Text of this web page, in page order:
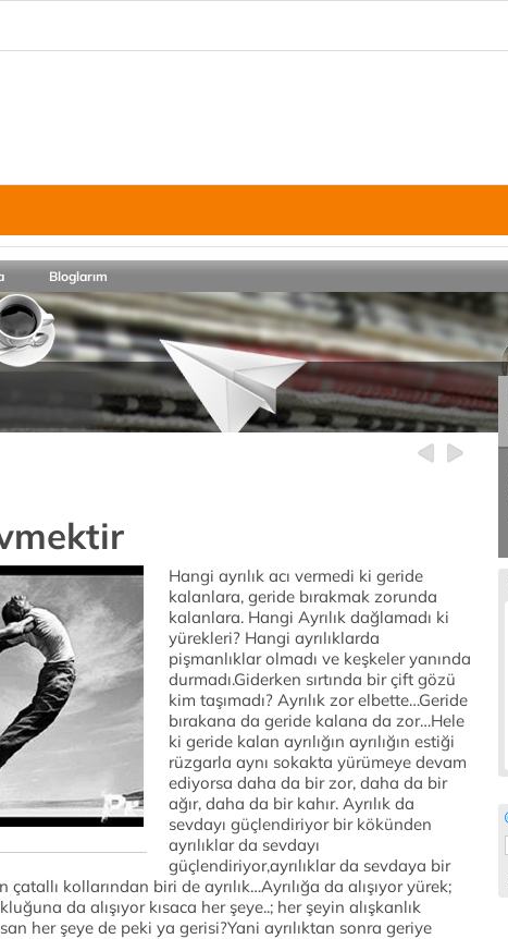
Bloglarım
Hangi ayrılık acı vermedi ki geride
kalanlara, geride bırakmak zorunda
kalanlara. Hangi Ayrılık dağlamadı ki
yürekleri? Hangi ayrılıklarda
pişmanlıklar olmadı ve keşkeler yanında
durmadı.Giderken sırtında bir çift gözü
kim taşımadı? Ayrılık zor elbette…Geride
bırakana da geride kalana da zor…Hele
ki geride kalan ayrılığın ayrılığın estiği
rüzgarla aynı sokakta yürümeye devam
ediyorsa daha da bir zor, daha da bir
ağır, daha da bir kahır. Ayrılık da
sevdayı güçlendiriyor bir kökünden
ayrılıklar da sevdayı
güçlendiriyor,ayrılıklar da sevdaya bir
çatallı kollarından biri de ayrılık…Ayrılığa da alışıyor yürek;
da alışıyor kısaca her şeye..; her şeyin alışkanlık
her şeye de peki ya gerisi?Yani ayrılıktan sonra geriye